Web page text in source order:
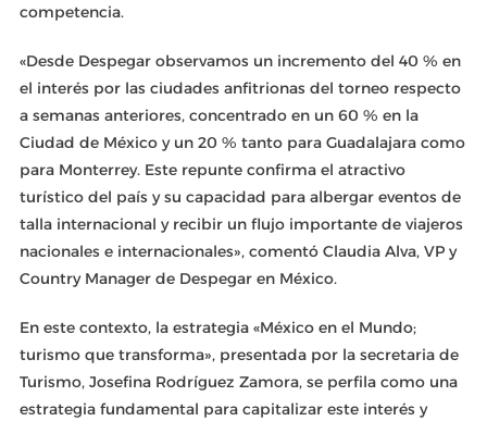
competencia.
«Desde Despegar observamos un incremento del 40 % en
el interés por las ciudades anfitrionas del torneo respecto
a semanas anteriores, concentrado en un 60 % en la
Ciudad de México y un 20 % tanto para Guadalajara como
para Monterrey. Este repunte confirma el atractivo
turístico del país y su capacidad para albergar eventos de
talla internacional y recibir un flujo importante de viajeros
nacionales e internacionales», comentó Claudia Alva, VP y
Country Manager de Despegar en México.
En este contexto, la estrategia «México en el Mundo;
turismo que transforma», presentada por la secretaria de
Turismo, Josefina Rodríguez Zamora, se perfila como una
estrategia fundamental para capitalizar este interés y